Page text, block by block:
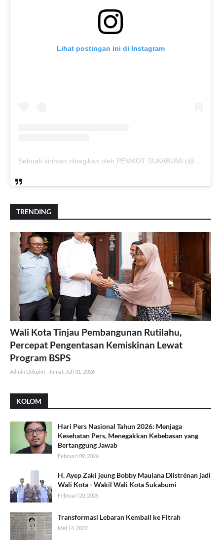
Lihat postingan ini di Instagram
Sebuah kiriman dibagikan oleh PEMKOT SUKABUMI (@pemkotsukabumi_)
TRENDING
Wali Kota Tinjau Pembangunan Rutilahu,
Percepat Pengentasan Kemiskinan Lewat
Program BSPS
Admin Dokpim Jumat, Juli 31, 2026
KOLOM
Hari Pers Nasional Tahun 2026: Menjaga
Kesehatan Pers, Menegakkan Kebebasan yang
Bertanggung Jawab
Februari 09, 2026
H. Ayep Zaki jeung Bobby Maulana Diistrénan jadi
Wali Kota - Wakil Wali Kota Sukabumi
Februari 20, 2025
Transformasi Lebaran Kembali ke Fitrah
Mei 14, 2022